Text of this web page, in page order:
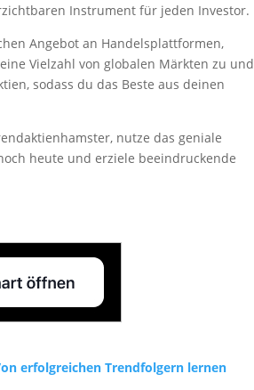
Instrument für jeden Investor.
Angebot an Handelsplattformen,
Vielzahl von globalen Märkten zu und
sodass du das Beste aus deinen
nutze das geniale
heute und erziele beeindruckende
erfolgreichen Trendfolgern lernen